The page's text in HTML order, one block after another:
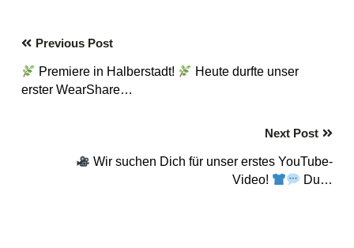
Previous Post
Premiere in Halberstadt!
Heute durfte unser
erster WearShare…
Next Post
Wir suchen Dich für unser erstes YouTube-
Video!
Du…